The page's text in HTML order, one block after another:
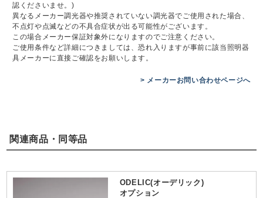
認くださいませ。)
異なるメーカー調光器や推奨されていない調光器でご使用された場合、
不点灯や点滅などの不具合症状が出る可能性がございます。
この場合メーカー保証対象外になりますのでご注意ください。
ご使用条件など詳細につきましては、恐れ入りますが事前に該当照明器
具メーカーに直接ご確認をお願いします。
> メーカーお問い合わせページへ
関連商品・同等品
ODELIC(オーデリック)
オプション